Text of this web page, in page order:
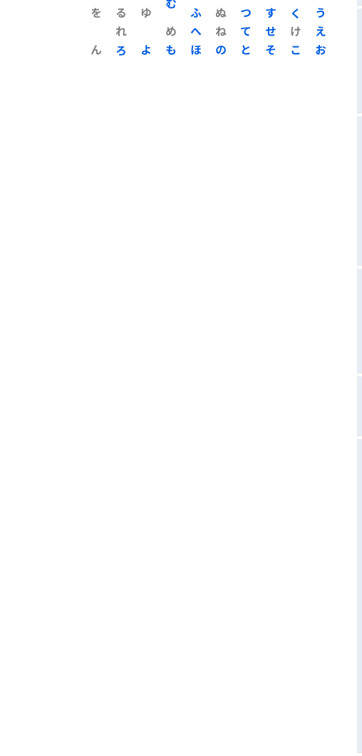
う
え
お
く
け
こ
す
せ
そ
つ
て
と
ぬ
ね
の
ふ
へ
ほ
む
め
も
ゆ
よ
る
れ
ろ
を
ん